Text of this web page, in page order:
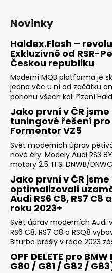
Novinky
Haldex.Flash –
Exkluzivně od RSR-
Českou republiku
Moderní MQB platforma je
jedna věc u ní od začátku
pohonu všech kol: řízení
Jako první v ČR
tuningové řešení pro
Formentor VZ5
Svět moderních úprav
nové éry. Modely Audi RS3
motory 2.5 TFSI DNWB/
Jako první v ČR
optimalizovali
Audi RS6 C8, RS7 C8
roku 2023+
Svět úprav moderních Audi
RS6 C8, RS7 C8 a RSQ8
Biturbo prošly v roce 2023
OPF DELETE pro
G80 / G81 / G82 /